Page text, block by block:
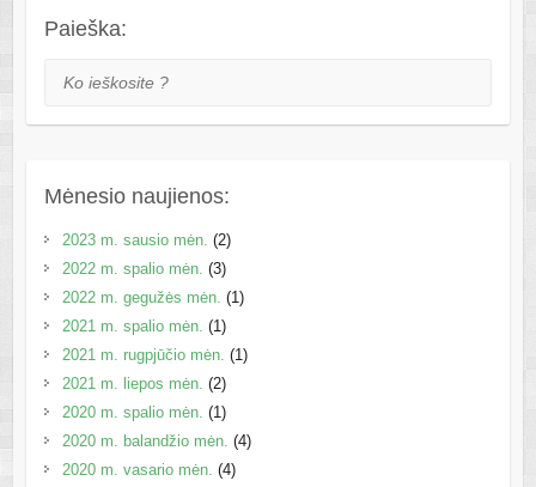
Paieška:
Ko ieškosite ?
Mėnesio naujienos:
2023 m. sausio mėn. (2)
2022 m. spalio mėn. (3)
2022 m. gegužės mėn. (1)
2021 m. spalio mėn. (1)
2021 m. rugpjūčio mėn. (1)
2021 m. liepos mėn. (2)
2020 m. spalio mėn. (1)
2020 m. balandžio mėn. (4)
2020 m. vasario mėn. (4)